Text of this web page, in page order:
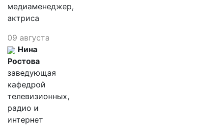
медиаменеджер,
актриса
09 августа
Нина
Ростова
заведующая
кафедрой
телевизионных,
радио и
интернет